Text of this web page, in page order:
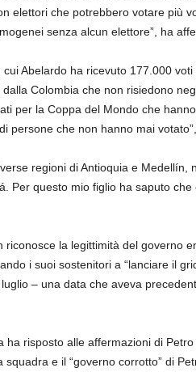
elettori che potrebbero votare più
senza alcun elettore”, ha
Abelardo ha ricevuto 177.000
Colombia che non risiedono
per la Coppa del Mondo che
persone che non hanno mai
regioni di Antioquia e Medellín,
Per questo mio figlio ha saputo
riconosce la legittimità del governo
i suoi sostenitori a “lanciare il
– una data che aveva
ha risposto alle affermazioni di
e il “governo corrotto” di